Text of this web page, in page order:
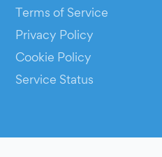
Terms of Service
Privacy Policy
Cookie Policy
Service Status